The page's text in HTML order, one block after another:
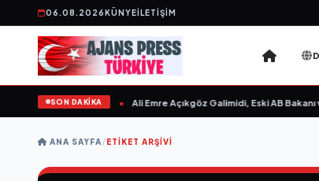
06.08.2026KÜNYEİLETIŞIM
SON DAKİKA
Sevgilim “ yayımlandı Ali Emre Açıkgöz Galimidi, Eski AB Bakanı
ANA SAYFA/ETIKET ARŞIVI